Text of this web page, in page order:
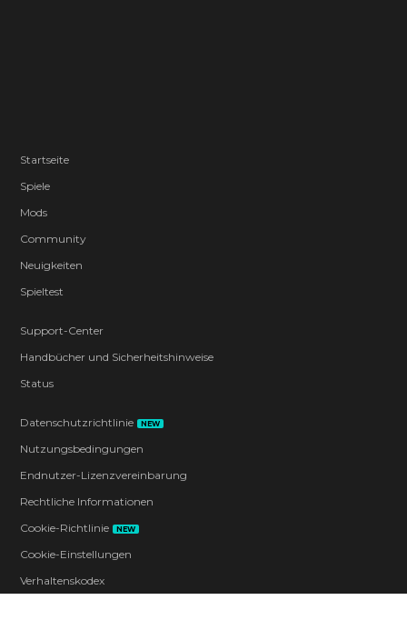
Startseite
Spiele
Mods
Community
Neuigkeiten
Spieltest
Support-Center
Handbücher und Sicherheitshinweise
Status
Datenschutzrichtlinie NEW
Nutzungsbedingungen
Endnutzer-Lizenzvereinbarung
Rechtliche Informationen
Cookie-Richtlinie
NEW
Cookie-Einstellungen
Verhaltenskodex